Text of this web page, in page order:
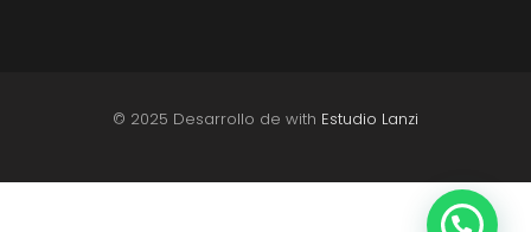
© 2025 Desarrollo de with Estudio Lanzi